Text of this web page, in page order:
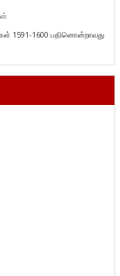
1591-1600 பதினொன்றாவது